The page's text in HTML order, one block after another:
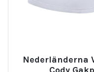
Nederländerna